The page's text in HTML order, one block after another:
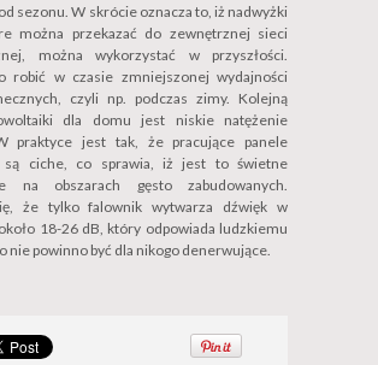
sezonu. W skrócie oznacza to, iż nadwyżki
można przekazać do zewnętrznej sieci
można wykorzystać w przyszłości.
robić w czasie zmniejszonej wydajności
czyli np. podczas zimy. Kolejną
dla domu jest niskie natężenie
praktyce jest tak, że pracujące panele
są ciche, co sprawia, iż jest to świetne
na obszarach gęsto zabudowanych.
że tylko falownik wytwarza dźwięk w
18-26 dB, który odpowiada ludzkiemu
nie powinno być dla nikogo denerwujące.